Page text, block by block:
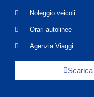
Noleggio veicoli
Orari autolinee
Agenzia Viaggi